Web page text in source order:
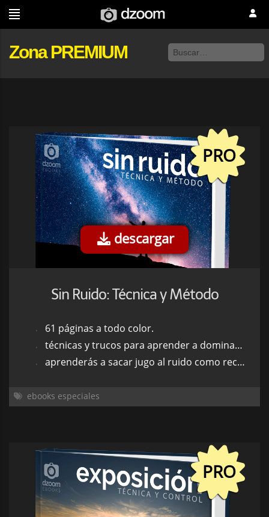
Zona PREMIUM
PRO
descargar
Sin Ruido: Técnica y Método
61 páginas a todo color.
técnicas y trucos para aprender a dominar el ruido.
aprenderás a sacar jugo al ruido como recurso estético.
ebooks especiales
PRO